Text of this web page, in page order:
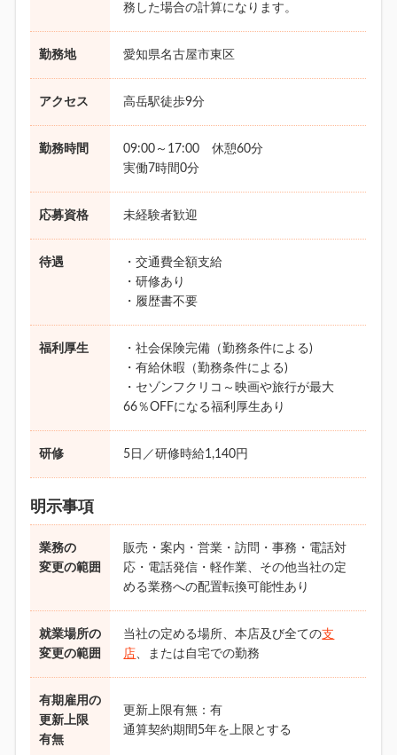
務した場合の計算になります。
勤務地 愛知県名古屋市東区
アクセス 高岳駅徒歩9分
勤務時間
09:00～17:00 休憩60分
実働7時間0分
応募資格 未経験者歓迎
待遇
・交通費全額支給
・研修あり
・履歴書不要
福利厚生
・社会保険完備（勤務条件による)
・有給休暇（勤務条件による)
・セゾンフクリコ～映画や旅行が最大
66％OFFになる福利厚生あり
研修 5日／研修時給1,140円
明示事項
業務の
変更の範囲
販売・案内・営業・訪問・事務・電話対
応・電話発信・軽作業、その他当社の定
める業務への配置転換可能性あり
就業場所の
変更の範囲
当社の定める場所、本店及び全ての支
店、または自宅での勤務
有期雇用の
更新上限
有無
更新上限有無：有
通算契約期間5年を上限とする